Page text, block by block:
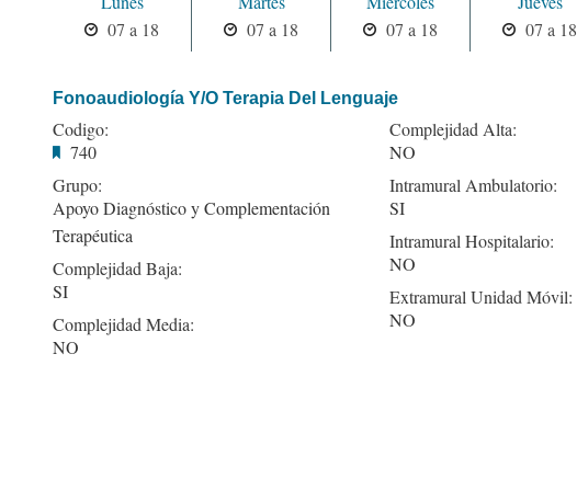
07 a 18
07 a 18
07 a 18
07 a 18
Fonoaudiología Y/O Terapia Del Lenguaje
Codigo:
740
Grupo:
Apoyo Diagnóstico y Complementación
Terapéutica
Complejidad Baja:
SI
Complejidad Media:
NO
Complejidad Alta:
NO
Intramural Ambulatorio:
SI
Intramural Hospitalario:
NO
Extramural Unidad Móvil:
NO